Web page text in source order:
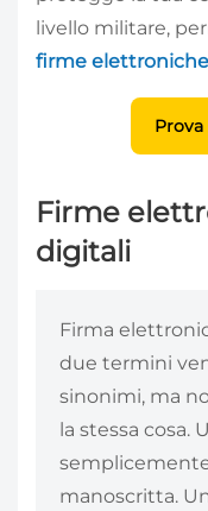
livello militare,
firme
Prova
Firme
digitali
Firma
due termini
sinonimi, ma
la stessa cosa.
manoscritta.